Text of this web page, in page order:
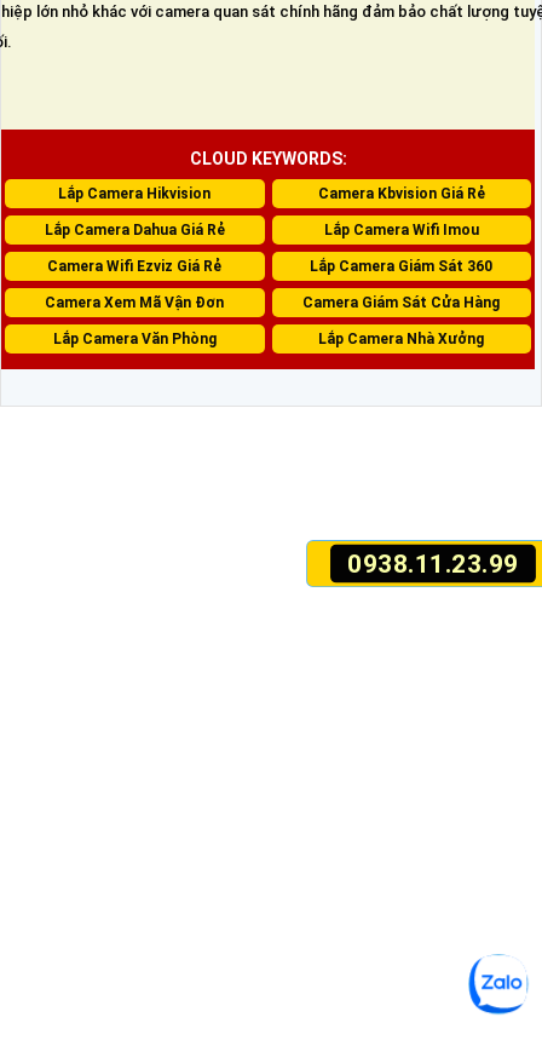
0938.11.23.99
lớn nhỏ khác với camera quan sát chính hãng đảm bảo chất lượng
CLOUD KEYWORDS:
Lắp Camera Hikvision Camera Kbvision Giá Rẻ
Lắp Camera Dahua Giá Rẻ Lắp Camera Wifi Imou
Camera Wifi Ezviz Giá Rẻ Lắp Camera Giám Sát 360
Camera Xem Mã Vận Đơn Camera Giám Sát Cửa Hàng
Lắp Camera Văn Phòng Lắp Camera Nhà Xưởng